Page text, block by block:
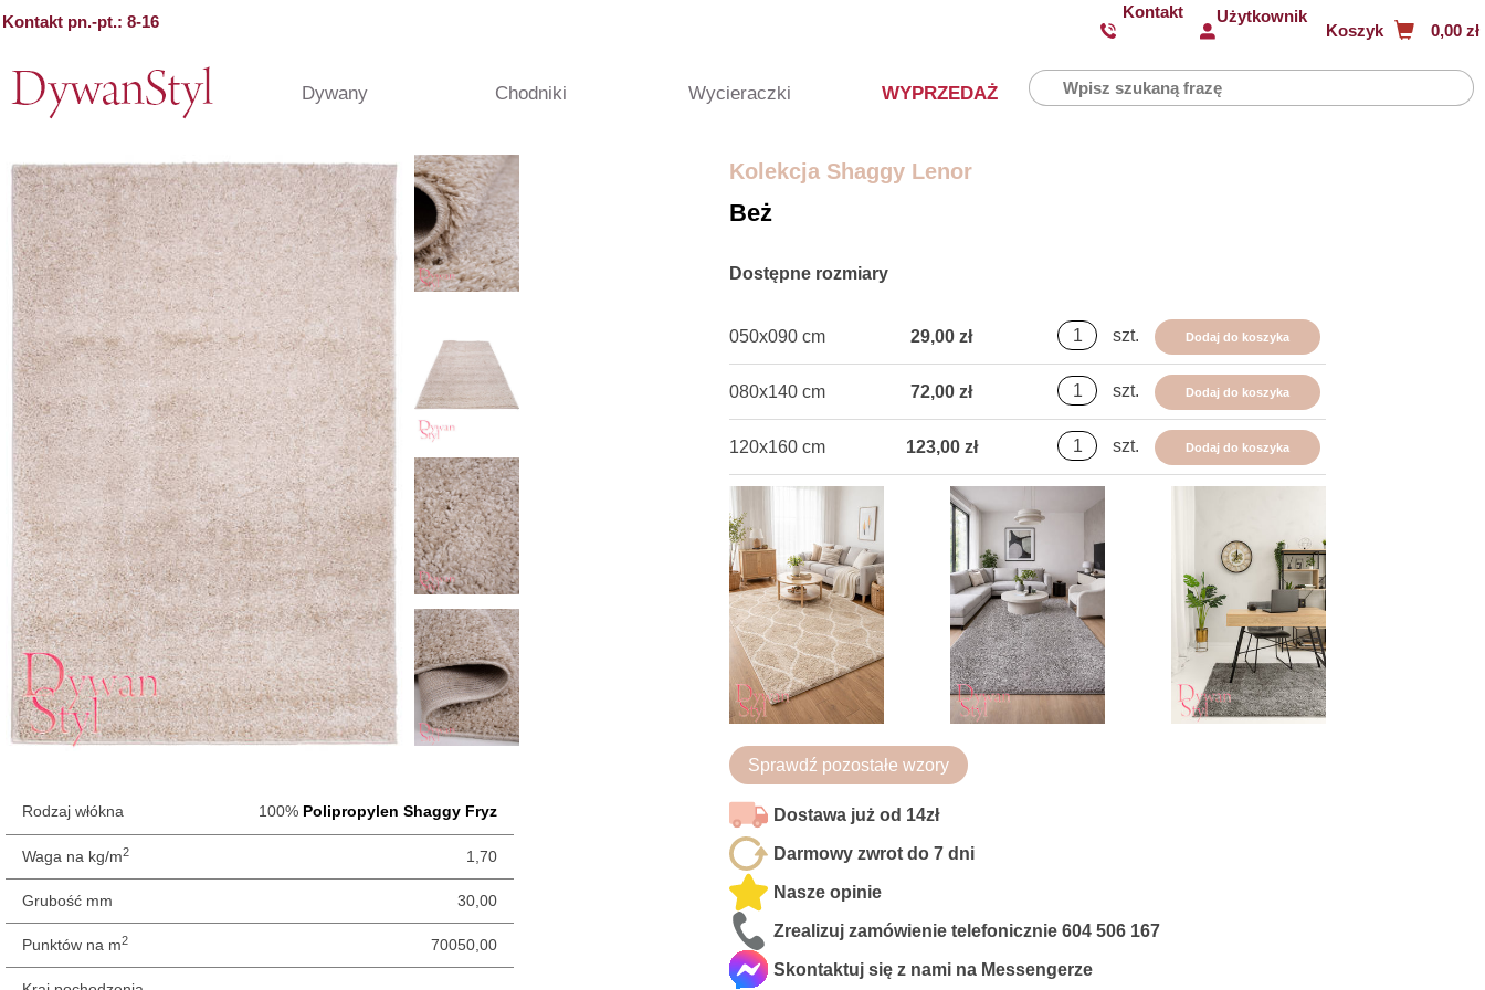
Kontakt pn.-pt.: 8-16
Kontakt Użytkownik
Koszyk 0,00 zł
Dywany Chodniki Wycieraczki WYPRZEDAŻ
Rodzaj włókna 100% Polipropylen Shaggy Fryz
Waga na kg/m2 1,70
Grubość mm 30,00
Punktów na m2 70050,00
Kolekcja Shaggy Lenor
Beż
Dostępne rozmiary
050x090 cm 29,00 zł szt. Dodaj do koszyka
080x140 cm 72,00 zł szt. Dodaj do koszyka
120x160 cm 123,00 zł szt. Dodaj do koszyka
Sprawdź pozostałe wzory
Dostawa już od 14zł
Darmowy zwrot do 7 dni
Nasze opinie
Zrealizuj zamówienie telefonicznie 604 506 167
Skontaktuj się z nami na Messengerze